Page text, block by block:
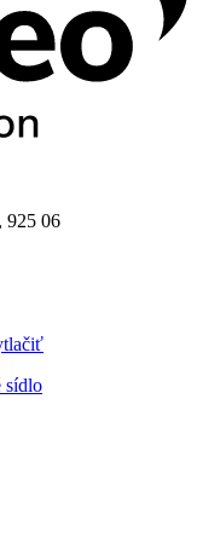
925 06
sídlo